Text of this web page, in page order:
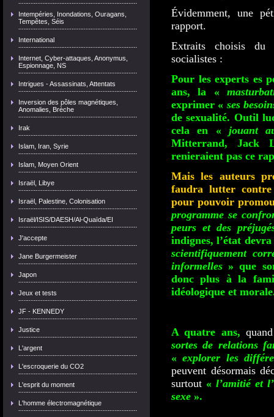
Intempéries, Inondations, Ouragans,
Tempêtes, Séis
International
Internet, Cyber-attaques, Anonymus,
Espionnage, NS
Intrigues - Assassinats, Attentats
Inversion des pôles magnétiques,
Anomalies, Brèche
Irak
Islam, Iran, Syrie
Islam, Moyen Orient
Israël, Libye
Israël, Palestine, Colonisation
Israël/ISIS/DAESH/Al-Quaïda/EI
J'accepte
Jane Burgermeister
Japon
Jeux et tests
JF - KENNEDY
Justice
L'argent
L'escroquerie du CO2
L'esprit du moment
L'homme électromagnétique
Évidemment, une
rapport.
Extraits choisis du
socialistes :
Pour les experts es
ans, la «
exprimer « ses
de sexualité. Outil
cela en « jouant
Mitterrand, Jack
renieraient pas ce
Mais les auteurs
faudra lutter contre
pour pouvoir
programme se
peurs et des
indignes, l’état
scientifiquement
informelles » que
donc plus à la
idéologique et
A quatre ans,
sortes de relations
«explorer les
peuvent désormais
surtout « l’amitié et
sexe ».